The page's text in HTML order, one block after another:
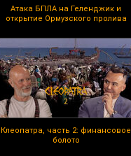
Атака БПЛА на Геленджик и
открытие Ормузского пролива
Клеопатра, часть 2: финансовое
болото